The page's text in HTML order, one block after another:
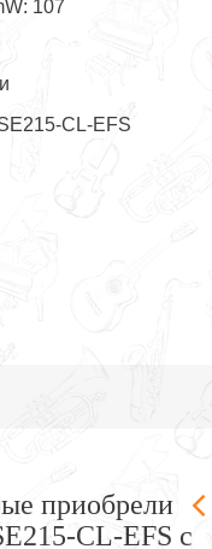
107
CL-EFS
приобрели
CL-EFS с